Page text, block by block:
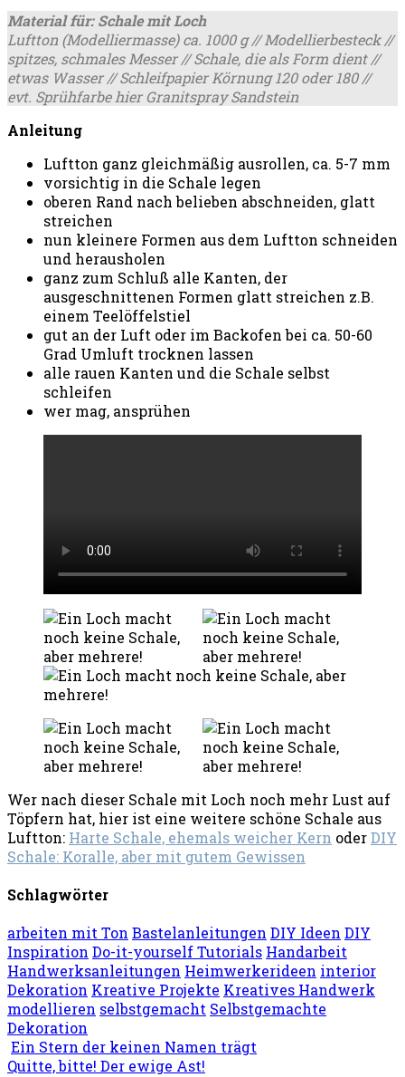
Material für: Schale mit Loch
Luftton (Modelliermasse) ca. 1000 g // Modellierbesteck //
spitzes, schmales Messer // Schale, die als Form dient //
etwas Wasser // Schleifpapier Körnung 120 oder 180 //
evt. Sprühfarbe hier Granitspray Sandstein
Anleitung
Luftton ganz gleichmäßig ausrollen, ca. 5-7 mm
vorsichtig in die Schale legen
oberen Rand nach belieben abschneiden, glatt
streichen
nun kleinere Formen aus dem Luftton schneiden
und herausholen
ganz zum Schluß alle Kanten, der
ausgeschnittenen Formen glatt streichen z.B.
einem Teelöffelstiel
gut an der Luft oder im Backofen bei ca. 50-60
Grad Umluft trocknen lassen
alle rauen Kanten und die Schale selbst
schleifen
wer mag, ansprühen
Wer nach dieser Schale mit Loch noch mehr Lust auf
Töpfern hat, hier ist eine weitere schöne Schale aus
Luftton: Harte Schale, ehemals weicher Kern oderDIY
Schale: Koralle, aber mit gutem Gewissen
Schlagwörter
arbeiten mit Ton Bastelanleitungen DIY Ideen DIY
Inspiration Do-it-yourself Tutorials Handarbeit
Handwerksanleitungen Heimwerkerideen interior
Dekoration Kreative Projekte Kreatives Handwerk
modellieren selbstgemacht Selbstgemachte
Dekoration
Ein Stern der keinen Namen trägt
Quitte, bitte! Der ewige Ast!